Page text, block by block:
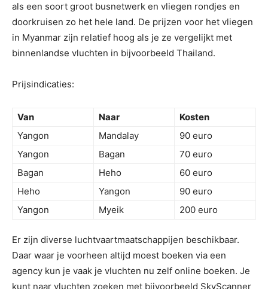
als een soort groot busnetwerk en vliegen rondjes en
doorkruisen zo het hele land. De prijzen voor het vliegen
in Myanmar zijn relatief hoog als je ze vergelijkt met
binnenlandse vluchten in bijvoorbeeld Thailand.
Prijsindicaties:
Van Naar
Kosten
Yangon
Mandalay
90 euro
Yangon
Bagan
70 euro
Bagan
Heho
60 euro
Heho
Yangon
90 euro
Yangon
Myeik 200 euro
Er zijn diverse luchtvaartmaatschappijen beschikbaar.
Daar waar je voorheen altijd moest boeken via een
agency kun je vaak je vluchten nu zelf online boeken. Je
kunt naar vluchten zoeken met bijvoorbeeld SkyScanner